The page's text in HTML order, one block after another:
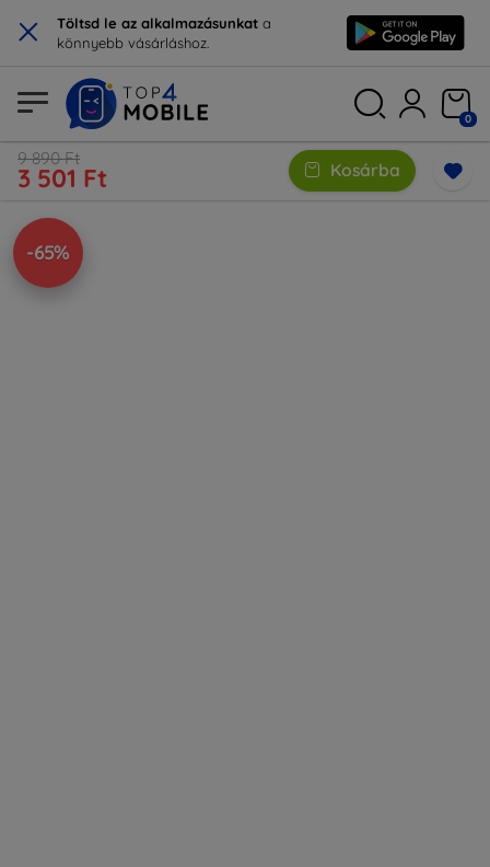
× Töltsd le az alkalmazásunkat a
könnyebb vásárláshoz.
0
9 890 Ft
3 501 Ft Kosárba
-65%